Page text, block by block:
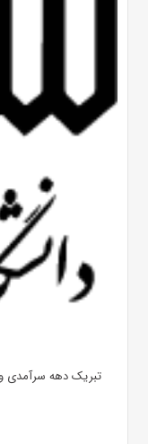
تبریک دهه سرآمدی